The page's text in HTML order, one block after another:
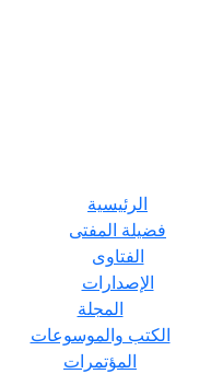
الرئيسية
فضيلة المفتى
الفتاوى
الإصدارات
المجلة
الكتب والموسوعات
المؤتمرات